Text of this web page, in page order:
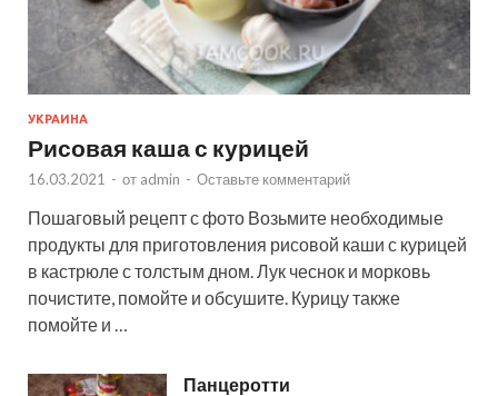
УКРАИНА
Рисовая каша с курицей
16.03.2021 - от admin - Оставьте комментарий
Пошаговый рецепт с фото Возьмите необходимые
продукты для приготовления рисовой каши с курицей
в кастрюле с толстым дном. Лук чеснок и морковь
почистите, помойте и обсушите. Курицу также
помойте и …
Панцеротти